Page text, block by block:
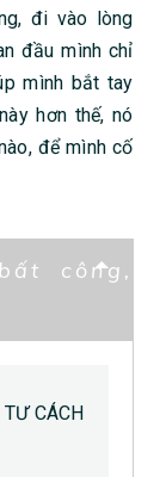
đi vào lòng
đầu mình chỉ
mình bắt tay
hơn thế, nó
để mình cố
công,
CÁCH